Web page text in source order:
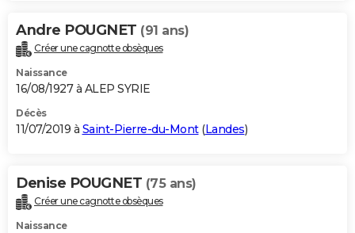
Andre POUGNET (91 ans)
Créer une cagnotte obsèques
Naissance
16/08/1927 à ALEP SYRIE
Décès
11/07/2019 à Saint-Pierre-du-Mont(Landes)
Denise POUGNET (75 ans)
Créer une cagnotte obsèques
Naissance